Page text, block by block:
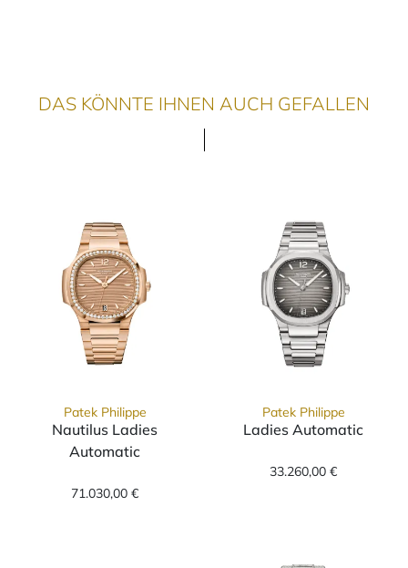
DAS KÖNNTE IHNEN AUCH GEFALLEN
Patek Philippe
Nautilus Ladies
Automatic
Patek Philippe Nautilus Ladies Automatic,
71.030,00 €
Patek Philippe
Ladies Automatic
33.260,00 €